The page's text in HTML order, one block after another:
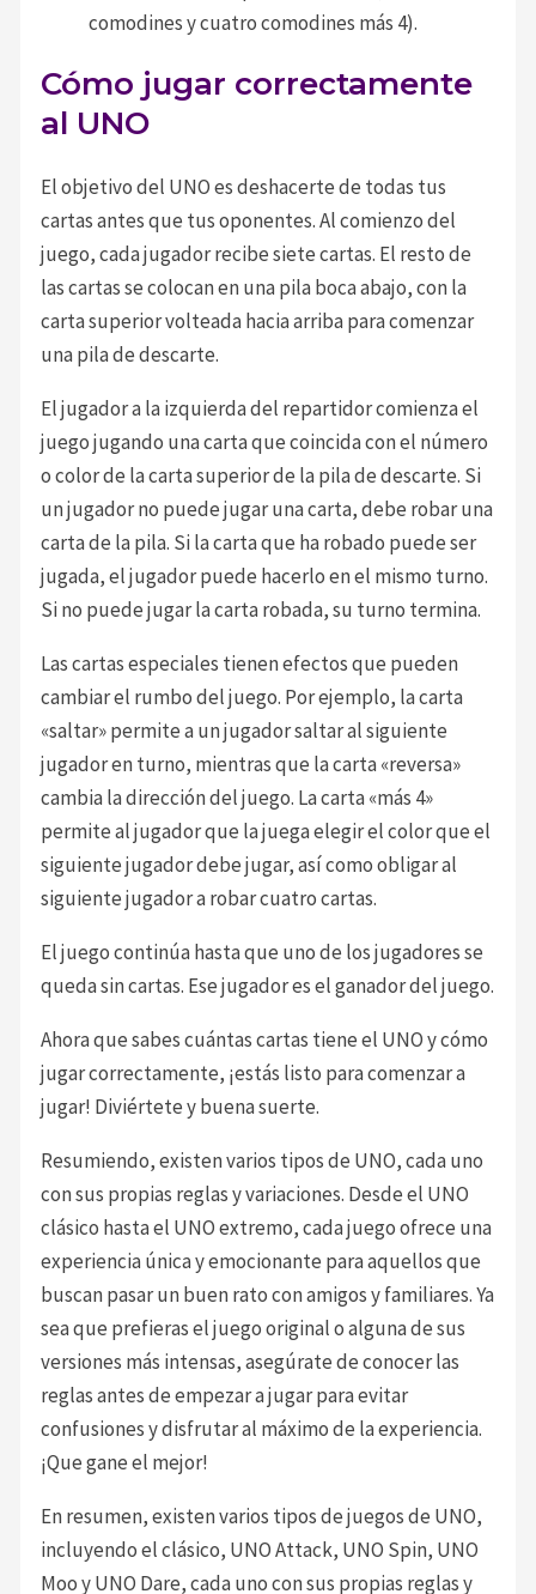
comodines y cuatro comodines más 4).
Cómo jugar correctamente
al UNO
El objetivo del UNO es deshacerte de todas tus
cartas antes que tus oponentes. Al comienzo del
juego, cada jugador recibe siete cartas. El resto de
las cartas se colocan en una pila boca abajo, con la
carta superior volteada hacia arriba para comenzar
una pila de descarte.
El jugador a la izquierda del repartidor comienza el
juego jugando una carta que coincida con el número
o color de la carta superior de la pila de descarte. Si
un jugador no puede jugar una carta, debe robar una
carta de la pila. Si la carta que ha robado puede ser
jugada, el jugador puede hacerlo en el mismo turno.
Si no puede jugar la carta robada, su turno termina.
Las cartas especiales tienen efectos que pueden
cambiar el rumbo del juego. Por ejemplo, la carta
«saltar» permite a un jugador saltar al siguiente
jugador en turno, mientras que la carta «reversa»
cambia la dirección del juego. La carta «más 4»
permite al jugador que la juega elegir el color que el
siguiente jugador debe jugar, así como obligar al
siguiente jugador a robar cuatro cartas.
El juego continúa hasta que uno de los jugadores se
queda sin cartas. Ese jugador es el ganador del juego.
Ahora que sabes cuántas cartas tiene el UNO y cómo
jugar correctamente, ¡estás listo para comenzar a
jugar! Diviértete y buena suerte.
Resumiendo, existen varios tipos de UNO, cada uno
con sus propias reglas y variaciones. Desde el UNO
clásico hasta el UNO extremo, cada juego ofrece una
experiencia única y emocionante para aquellos que
buscan pasar un buen rato con amigos y familiares. Ya
sea que prefieras el juego original o alguna de sus
versiones más intensas, asegúrate de conocer las
reglas antes de empezar a jugar para evitar
confusiones y disfrutar al máximo de la experiencia.
¡Que gane el mejor!
En resumen, existen varios tipos de juegos de UNO,
incluyendo el clásico, UNO Attack, UNO Spin, UNO
Moo y UNO Dare, cada uno con sus propias reglas y